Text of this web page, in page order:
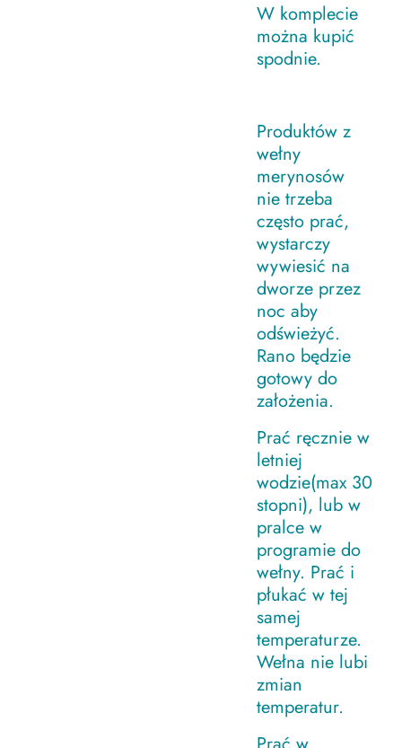
W komplecie
można kupić
spodnie.
Produktów z
wełny
merynosów
nie trzeba
często prać,
wystarczy
wywiesić na
dworze przez
noc aby
odświeżyć.
Rano będzie
gotowy do
założenia.
Prać ręcznie w
letniej
wodzie(max 30
stopni), lub w
pralce w
programie do
wełny. Prać i
płukać w tej
samej
temperaturze.
Wełna nie lubi
zmian
temperatur.